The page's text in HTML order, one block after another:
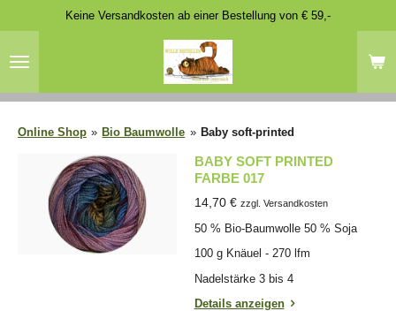
springen
Keine Versandkosten ab einer Bestellung von € 59,-
Online Shop » Bio Baumwolle » Baby soft-printed
BABY SOFT PRINTED
FARBE 017
14,70 € zzgl. Versandkosten
50 % Bio-Baumwolle 50 % Soja
100 g Knäuel - 270 lfm
Nadelstärke 3 bis 4
Details anzeigen